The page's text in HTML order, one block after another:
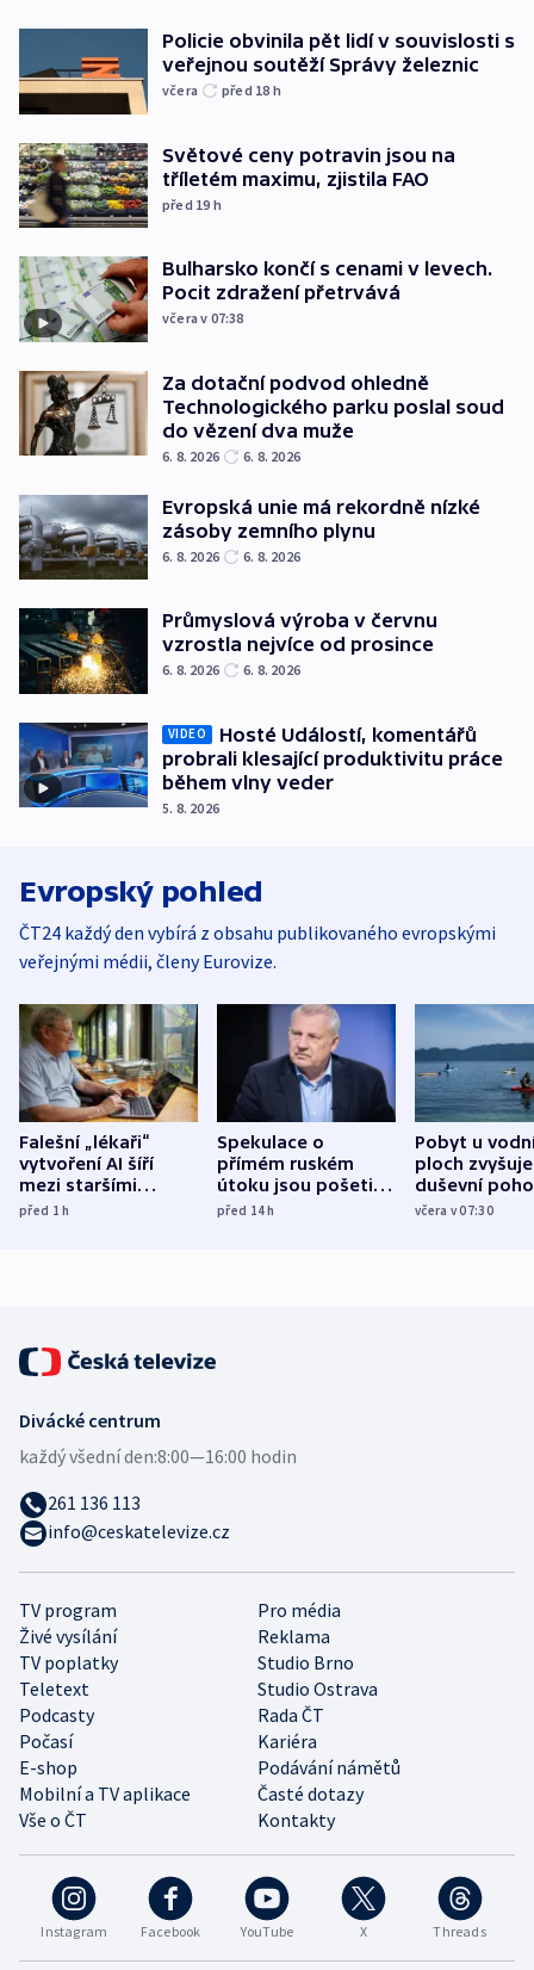
Policie obvinila pět lidí v souvislosti s
veřejnou soutěží Správy železnic
včera před 18 h
Světové ceny potravin jsou na
tříletém maximu, zjistila FAO
před 19 h
Bulharsko končí s cenami v levech.
Pocit zdražení přetrvává
včera v 07:38
Za dotační podvod ohledně
Technologického parku poslal soud
do vězení dva muže
6. 8. 2026 6. 8. 2026
Evropská unie má rekordně nízké
zásoby zemního plynu
6. 8. 2026 6. 8. 2026
Průmyslová výroba v červnu
vzrostla nejvíce od prosince
6. 8. 2026 6. 8. 2026
VIDEO
Hosté Událostí, komentářů
probrali klesající produktivitu práce
během vlny veder
5. 8. 2026
Evropský pohled
ČT24 každý den vybírá z obsahu publikovaného evropskými
veřejnými médii, členy Eurovize.
Falešní „lékaři“
vytvoření AI šíří
mezi staršími
Poláky nebezpečné
před 1h
Spekulace o
přímém ruském
útoku jsou pošetilé,
míní estonský
před 14h
Pobyt u
ploch zvyšuje
duševní
ukázala
včera v 07:30
Instagram Facebook YouTube X Threads
TV program
Pro média
Živé vysílání
Reklama
TV poplatky
Studio Brno
Teletext
Studio Ostrava
Podcasty
Rada ČT
Počasí
Kariéra
E-shop
Podávání námětů
Mobilní a TV aplikace
Časté dotazy
Vše o ČT
Kontakty
Divácké centrum
každý všední den:8:00—16:00 hodin
261 136 113
info@ceskatelevize.cz